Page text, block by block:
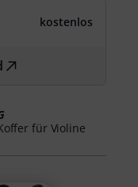
kostenlos
für Violine